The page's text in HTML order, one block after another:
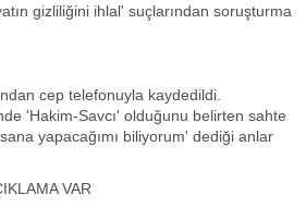
gizliliğini ihlal' suçlarından soruşturma
cep telefonuyla kaydedildi.
'Hakim-Savcı' olduğunu belirten sahte
yapacağımı biliyorum' dediği anlar
VAR